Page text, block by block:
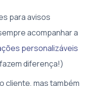
para avisos
acompanhar a
personalizáveis
diferença!)
cliente, mas também